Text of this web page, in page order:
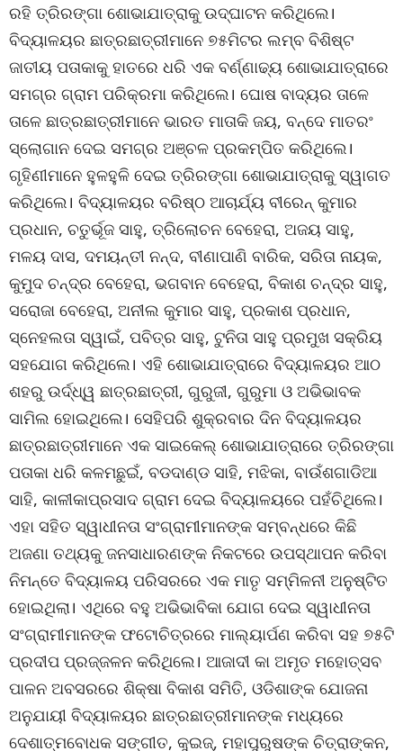
ରହି ତ୍ରିରଙ୍ଗା ଶୋଭାଯାତ୍ରାକୁ ଉଦ୍ଘାଟନ କରିଥିଲେ।
ବିଦ୍ୟାଳୟର ଛାତ୍ରଛାତ୍ରୀମାନେ ୭୫ମିଟର ଲମ୍ବ ବିଶିଷ୍ଟ
ଜାତୀୟ ପତାକାକୁ ହାତରେ ଧରି ଏକ ବର୍ଣ୍ଣାଢ୍ୟ ଶୋଭାଯାତ୍ରାରେ
ସମଗ୍ର ଗ୍ରାମ ପରିକ୍ରମା କରିଥିଲେ। ଘୋଷ ବାଦ୍ୟର ତାଳେ
ତାଳେ ଛାତ୍ରଛାତ୍ରୀମାନେ ଭାରତ ମାତାକି ଜୟ, ବନ୍ଦେ ମାତରଂ
ସ୍ଲୋଗାନ ଦେଇ ସମଗ୍ର ଅଞ୍ଚଳ ପ୍ରକମ୍ପିତ କରିଥିଲେ।
ଗୃହିଣୀମାନେ ହୁଳହୁଳି ଦେଇ ତ୍ରିରଙ୍ଗା ଶୋଭାଯାତ୍ରାକୁ ସ୍ୱାଗତ
କରିଥିଲେ। ବିଦ୍ୟାଳୟର ବରିଷ୍ଠ ଆଚାର୍ଯ୍ୟ ବୀରେନ୍ କୁମାର
ପ୍ରଧାନ, ଚତୁର୍ଭୂଜ ସାହୁ, ତ୍ରିଲୋଚନ ବେହେରା, ଅଜୟ ସାହୁ,
ମଳୟ ଦାସ, ଦମୟନ୍ତୀ ନନ୍ଦ, ବୀଣାପାଣି ବାରିକ, ସରିତା ନାୟକ,
କୁମୁଦ ଚନ୍ଦ୍ର ବେହେରା, ଭଗବାନ ବେହେରା, ବିକାଶ ଚନ୍ଦ୍ର ସାହୁ,
ସରୋଜା ବେହେରା, ଅନୀଲ କୁମାର ସାହୁ, ପ୍ରକାଶ ପ୍ରଧାନ,
ସ୍ନେହଲତା ସ୍ୱାଇଁ, ପବିତ୍ର ସାହୁ, ଟୁନିତା ସାହୁ ପ୍ରମୁଖ ସକ୍ରିୟ
ସହଯୋଗ କରିଥିଲେ। ଏହି ଶୋଭାଯାତ୍ରାରେ ବିଦ୍ୟାଳୟର ଆଠ
ଶହରୁ ଉର୍ଦ୍ଧ୍ୱ ଛାତ୍ରଛାତ୍ରୀ, ଗୁରୁଜୀ, ଗୁରୁମା ଓ ଅଭିଭାବକ
ସାମିଲ ହୋଇଥିଲେ। ସେହିପରି ଶୁକ୍ରବାର ଦିନ ବିଦ୍ୟାଳୟର
ଛାତ୍ରଛାତ୍ରୀମାନେ ଏକ ସାଇକେଲ୍ ଶୋଭାଯାତ୍ରାରେ ତ୍ରିରଙ୍ଗା
ପତାକା ଧରି କଳମଛୁଇଁ, ବଡଦାଣ୍ଡ ସାହି, ମଝିକା, ବାଉଁଶଗାଡିଆ
ସାହି, କାଳୀକାପ୍ରସାଦ ଗ୍ରାମ ଦେଇ ବିଦ୍ୟାଳୟରେ ପହଁଚିଥିଲେ।
ଏହା ସହିତ ସ୍ୱାଧୀନତା ସଂଗ୍ରାମୀମାନଙ୍କ ସମ୍ବନ୍ଧରେ କିଛି
ଅଜଣା ତଥ୍ୟକୁ ଜନସାଧାରଣଙ୍କ ନିକଟରେ ଉପସ୍ଥାପନ କରିବା
ନିମନ୍ତେ ବିଦ୍ୟାଳୟ ପରିସରରେ ଏକ ମାତୃ ସମ୍ମିଳନୀ ଅନୁଷ୍ଟିତ
ହୋଇଥିଲା। ଏଥିରେ ବହୁ ଅଭିଭାବିକା ଯୋଗ ଦେଇ ସ୍ୱାଧୀନତା
ସଂଗ୍ରାମୀମାନଙ୍କ ଫଟୋଚିତ୍ରରେ ମାଲ୍ୟାର୍ପଣ କରିବା ସହ ୭୫ଟି
ପ୍ରଦୀପ ପ୍ରଜ୍ଜଳନ କରିଥିଲେ। ଆଜାଦୀ କା ଅମୃତ ମହୋତ୍ସବ
ପାଳନ ଅବସରରେ ଶିକ୍ଷା ବିକାଶ ସମିତି, ଓଡିଶାଙ୍କ ଯୋଜନା
ଅନୁଯାୟୀ ବିଦ୍ୟାଳୟର ଛାତ୍ରଛାତ୍ରୀମାନଙ୍କ ମଧ୍ୟରେ
ଦେଶାତ୍ମବୋଧକ ସଙ୍ଗୀତ, କୁଇଜ୍, ମହାପୁରୁଷଙ୍କ ଚିତ୍ରାଙ୍କନ,